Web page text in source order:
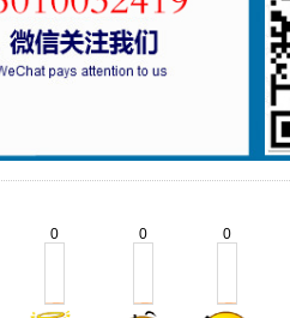
0 0 0